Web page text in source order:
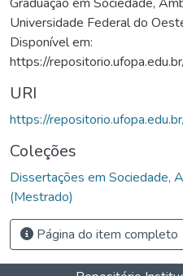
Universidade Federal do
Disponível em:
https://
URI
https://
Coleções
Dissertações em Sociedade,
(Mestrado)
Página do item completo